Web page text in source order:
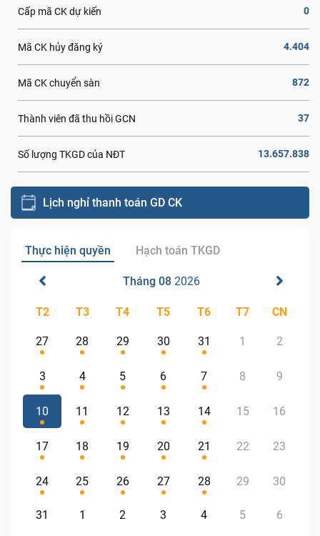
Cấp mã CK dự kiến 0
Mã CK hủy đăng ký 4.404
Mã CK chuyển sàn 872
Thành viên đã thu hồi GCN 37
Số lượng TKGD của NĐT 13.657.838
Lịch nghỉ thanh toán GD CK
Thực hiện quyền Hạch toán TKGD
Tháng 08 2026
T2 T3 T4 T5 T6 T7 CN
27 28 29 30 31 1 2
3 4 5 6 7 8 9
10 11 12 13 14 15 16
17 18 19 20 21 22 23
24 25 26 27 28 29 30
31 1 2 3 4 5 6